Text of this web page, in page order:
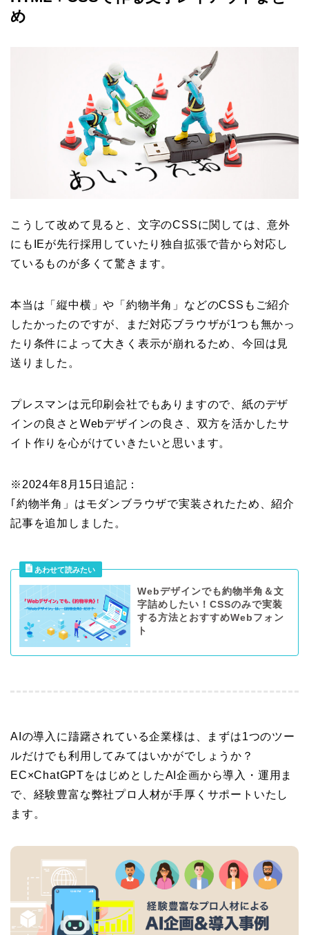
め
こうして改めて見ると、文字のCSSに関しては、意外
にもIEが先行採用していたり独自拡張で昔から対応し
ているものが多くて驚きます。
本当は「縦中横」や「約物半角」などのCSSもご紹介
したかったのですが、まだ対応ブラウザが1つも無かっ
たり条件によって大きく表示が崩れるため、今回は見
送りました。
プレスマンは元印刷会社でもありますので、紙のデザ
インの良さとWebデザインの良さ、双方を活かしたサ
イト作りを心がけていきたいと思います。
※2024年8月15日追記：
｢約物半角」はモダンブラウザで実装されたため、紹介
記事を追加しました。
Webデザインでも約物半角＆文
字詰めしたい！CSSのみで実装
する方法とおすすめWebフォン
ト
AIの導入に躊躇されている企業様は、まずは1つのツー
ルだけでも利用してみてはいかがでしょうか？
EC×ChatGPTをはじめとしたAI企画から導入・運用ま
で、経験豊富な弊社プロ人材が手厚くサポートいたし
ます。